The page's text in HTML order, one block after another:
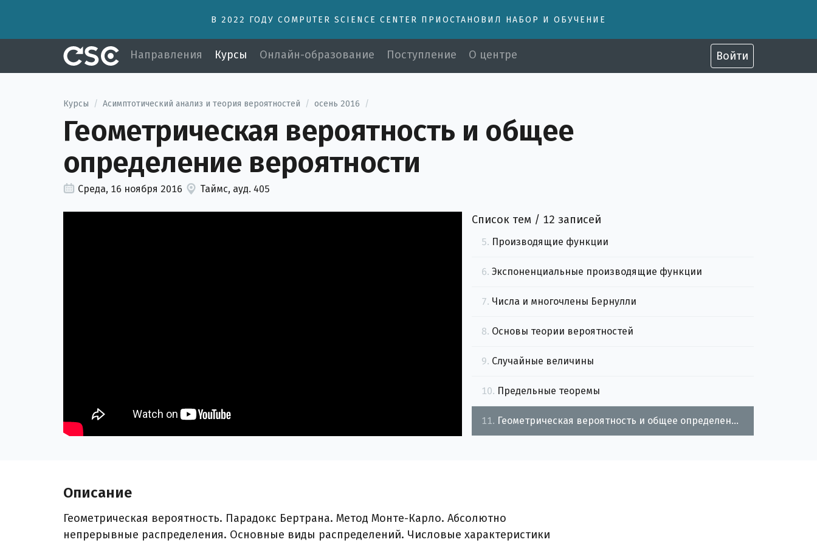
В 2022 ГОДУ COMPUTER SCIENCE CENTER ПРИОСТАНОВИЛ НАБОР И ОБУЧЕНИЕ
Направления Курсы Онлайн-образование Поступление О центре Войти
Курсы / Асимптотический анализ и теория вероятностей / осень 2016 /
Геометрическая вероятность и общее
определение вероятности
Среда, 16 ноября 2016 Таймс, ауд. 405
Список тем / 12 записей
Теория множеств
Рекуррентные соотношения
5. Производящие функции
6. Экспоненциальные производящие функции
7. Числа и многочлены Бернулли
8. Основы теории вероятностей
9. Случайные величины
10. Предельные теоремы
11. Геометрическая вероятность и общее определение вероятности
Описание
Геометрическая вероятность. Парадокс Бертрана. Метод Монте-Карло. Абсолютно
непрерывные распределения. Основные виды распределений. Числовые характеристики